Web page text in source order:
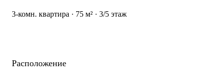
3-комн. квартира · 75 м² · 3/5 этаж
Расположение